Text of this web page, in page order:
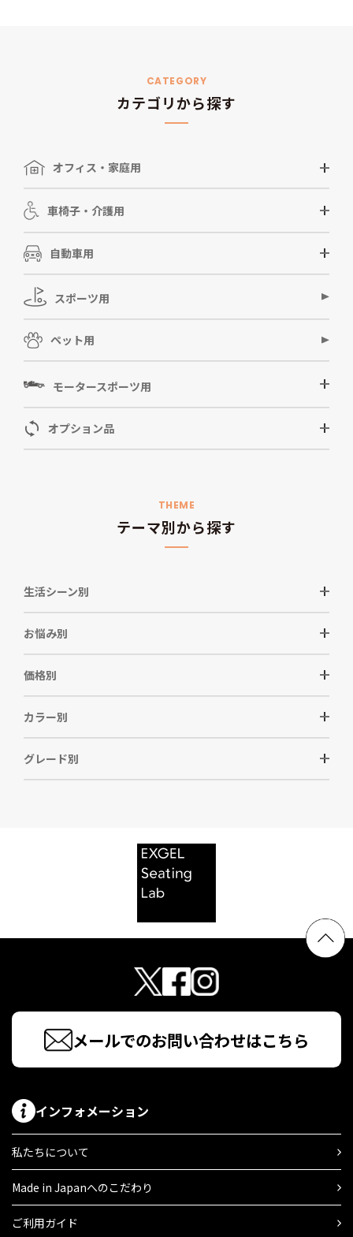
CATEGORY
カテゴリから探す
オフィス・家庭用
車椅子・介護用
自動車用
スポーツ用
ペット用
モータースポーツ用
オプション品
THEME
テーマ別から探す
生活シーン別
お悩み別
価格別
カラー別
グレード別
メールでのお問い合わせはこちら
インフォメーション
私たちについて
Made in Japanへのこだわり
ご利用ガイド